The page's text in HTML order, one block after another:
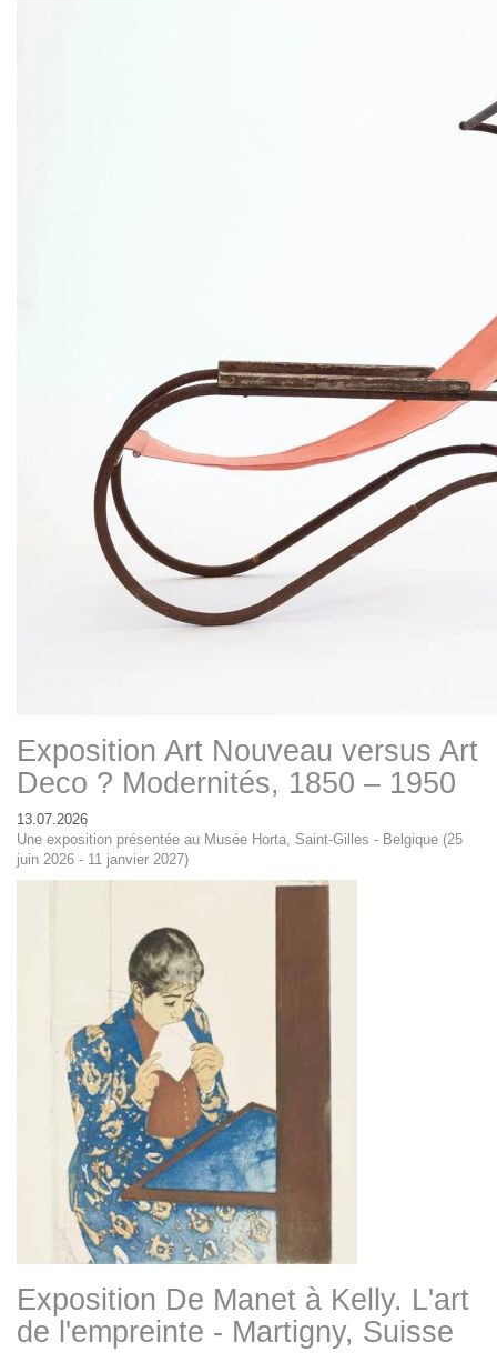
Exposition Art Nouveau versus Art
Deco ? Modernités, 1850 – 1950
13.07.2026
Une exposition présentée au Musée Horta, Saint-Gilles - Belgique (25
juin 2026 - 11 janvier 2027)
Exposition De Manet à Kelly. L'art
de l'empreinte - Martigny, Suisse